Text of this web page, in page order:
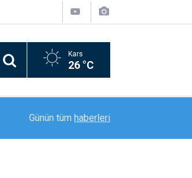
Kars
26 °C
Muş’un Kurtik Dağı’nda yaz mevsiminde eşsiz
Günün tüm haberleri